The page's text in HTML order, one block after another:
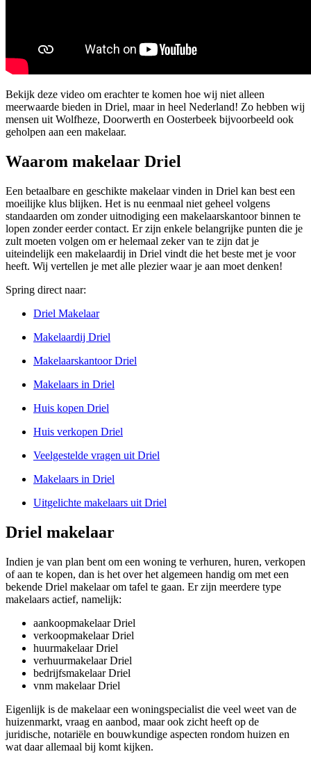
Bekijk deze video om erachter te komen hoe wij niet alleen
meerwaarde bieden in Driel, maar in heel Nederland! Zo hebben wij
mensen uit Wolfheze, Doorwerth en Oosterbeek bijvoorbeeld ook
geholpen aan een makelaar.
Waarom makelaar Driel
Een betaalbare en geschikte makelaar vinden in Driel kan best een
moeilijke klus blijken. Het is nu eenmaal niet geheel volgens
standaarden om zonder uitnodiging een makelaarskantoor binnen te
lopen zonder eerder contact. Er zijn enkele belangrijke punten die je
zult moeten volgen om er helemaal zeker van te zijn dat je
uiteindelijk een makelaardij in Driel vindt die het beste met je voor
heeft. Wij vertellen je met alle plezier waar je aan moet denken!
Spring direct naar:
Driel Makelaar
Makelaardij Driel
Makelaarskantoor Driel
Makelaars in Driel
Huis kopen Driel
Huis verkopen Driel
Veelgestelde vragen uit Driel
Makelaars in Driel
Uitgelichte makelaars uit Driel
Driel makelaar
Indien je van plan bent om een woning te verhuren, huren, verkopen
of aan te kopen, dan is het over het algemeen handig om met een
bekende Driel makelaar om tafel te gaan. Er zijn meerdere type
makelaars actief, namelijk:
aankoopmakelaar Driel
verkoopmakelaar Driel
huurmakelaar Driel
verhuurmakelaar Driel
bedrijfsmakelaar Driel
vnm makelaar Driel
Eigenlijk is de makelaar een woningspecialist die veel weet van de
huizenmarkt, vraag en aanbod, maar ook zicht heeft op de
juridische, notariële en bouwkundige aspecten rondom huizen en
wat daar allemaal bij komt kijken.